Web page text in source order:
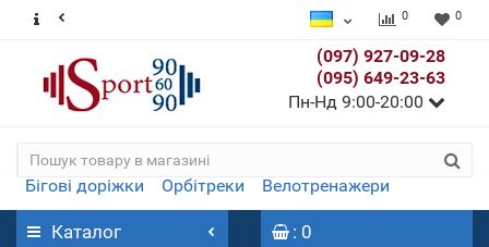
0 0
(097) 927-09-28
(095) 649-23-63
Пн-Нд 9:00-20:00
Бігові доріжки Орбітреки Велотренажери
Каталог : 0